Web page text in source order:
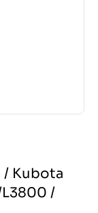
/ Kubota
/